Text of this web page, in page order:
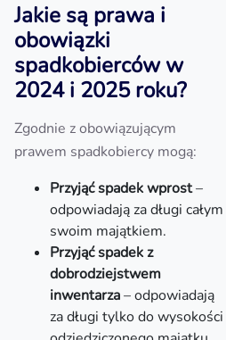
Jakie są prawa i
obowiązki
spadkobierców w
2024 i 2025 roku?
Zgodnie z obowiązującym
prawem spadkobiercy mogą:
Przyjąć spadek wprost–
odpowiadają za długi całym
swoim majątkiem.
Przyjąć spadek z
dobrodziejstwem
inwentarza– odpowiadają
za długi tylko do wysokości